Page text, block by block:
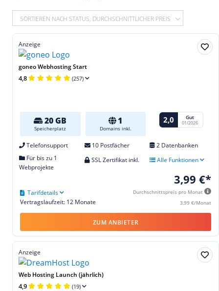
SORTIEREN NACH STATUS, DURCHSCHNITTLICHER PREIS
Anzeige
goneo Webhosting Start
4,8 (257)
20 GB
Speicherplatz
1
Domains inkl.
2,0 Gut
01/2026
Telefonsupport 10 Postfächer
2 Datenbanken
Für bis zu 1
Webprojekte
SSL Zertifikat inkl. Alle Funktionen
3,99 €*
Durchschnittspreis pro Monat
3,99 €/Monat
Vertragslaufzeit: 12 Monate
Tarifdetails
ZUM ANBIETER
Anzeige
Web Hosting Launch (jährlich)
4,9 (19)